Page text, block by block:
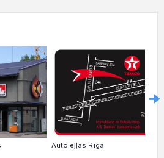
Auto eļļas Rīgā